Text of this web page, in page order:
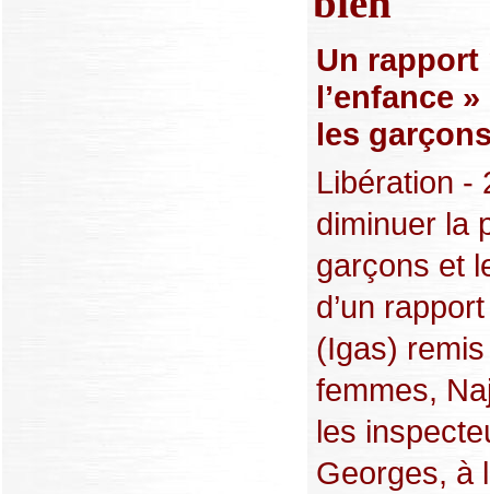
Un rapport
l’enfance
les
Libération -
diminuer la
garçons et
d’un
(Igas)
femmes,
les
Georges, à